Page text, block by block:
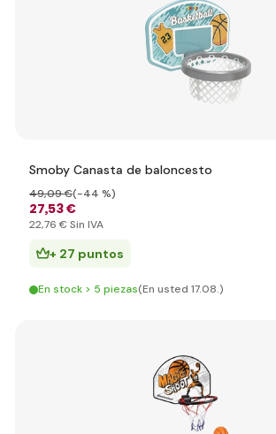
Smoby Canasta de baloncesto
27,53 €
49,09 €(-44 %)
22,76 € Sin IVA
+ 27 puntos
En stock > 5 piezas(En usted 17.08.)